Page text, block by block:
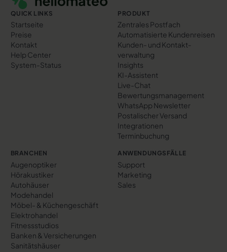
QUICK LINKS
Startseite
Preise
Kontakt
Help Center
System-Status
PRODUKT
Zentrales Postfach
Automatisierte Kundenreisen
Kunden- und Kontakt­
verwaltung
Insights
KI-Assistent
Live-Chat
Bewertungs­management
WhatsApp Newsletter
Postalischer Versand
Integrationen
Terminbuchung
BRANCHEN
Augenoptiker
Hörakustiker
Autohäuser
Modehandel
Möbel- & Küchengeschäft
Elektrohandel
Fitnessstudios
Banken & Versicherungen
Sanitätshäuser
ANWENDUNGSFÄLLE
Support
Marketing
Sales